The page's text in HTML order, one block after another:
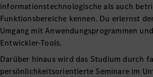
informationstechnologische als auch
Funktionsbereiche kennen. Du erlernst
Umgang mit Anwendungsprogrammen
Entwickler-Tools.
Darüber hinaus wird das Studium durch
persönlichkeitsorientierte Seminare im